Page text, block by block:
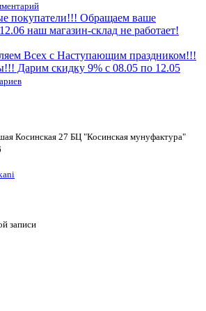
покупатели!!! Обращаем ваше
наш магазин-склад не работает!
Всех с Наступающим праздником!!!
Дарим скидку 9% с 08.05 по 12.05
Косинская 27 БЦ "Косинская мунуфактура"
записи